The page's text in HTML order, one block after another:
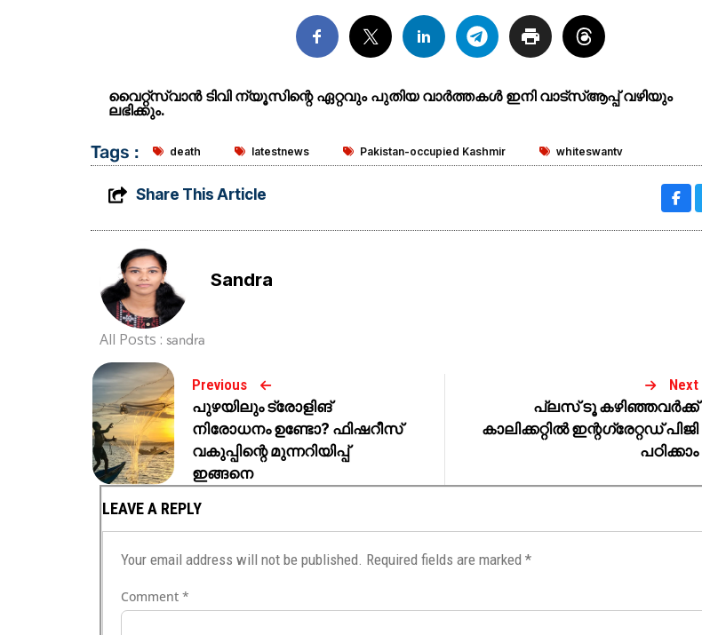
വൈറ്റ്സ്വാൻ ടിവി ന്യൂസിന്റെ ഏറ്റവും പുതിയ വാർത്തകൾ ഇനി വാട്സ്ആപ്പ് വഴിയും
ലഭിക്കും.
Tags : death latestnews Pakistan-occupied Kashmir whiteswantv
Share This Article
Sandra
All Posts : sandra
Previous
പുഴയിലും ട്രോളിങ്
നിരോധനം ഉണ്ടോ? ഫിഷറീസ്
വകുപ്പിന്റെ മുന്നറിയിപ്പ്
ഇങ്ങനെ
Next
പ്ലസ് ടൂ കഴിഞ്ഞവർക്ക്
കാലിക്കറ്റിൽ ഇന്റ​ഗ്രേറ്റഡ് പിജി
പഠിക്കാം
LEAVE A REPLY
Your email address will not be published. Required fields are marked *
Comment *